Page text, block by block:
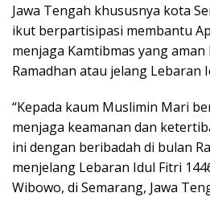
Jawa Tengah khususnya kota
ikut berpartisipasi membantu
menjaga Kamtibmas yang
Ramadhan atau jelang Lebaran
“Kepada kaum Muslimin Mari
menjaga keamanan dan
ini dengan beribadah di bulan
menjelang Lebaran Idul Fitri
Wibowo, di Semarang, Jawa